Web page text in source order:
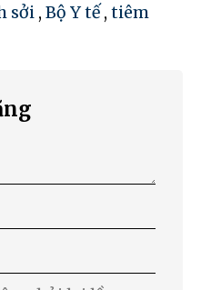
sởi , Bộ Y tế, tiêm